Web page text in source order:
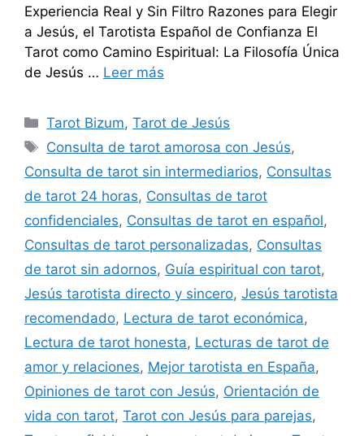
Experiencia Real y Sin Filtro Razones para Elegir
a Jesús, el Tarotista Español de Confianza El
Tarot como Camino Espiritual: La Filosofía Única
de Jesús … Leer más
Categorías
Tarot Bizum,Tarot de Jesús
Etiquetas
Consulta de tarot amorosa con Jesús,
Consulta de tarot sin intermediarios, Consultas
de tarot 24 horas, Consultas de tarot
confidenciales, Consultas de tarot en español,
Consultas de tarot personalizadas, Consultas
de tarot sin adornos, Guía espiritual con tarot,
Jesús tarotista directo y sincero, Jesús tarotista
recomendado, Lectura de tarot económica,
Lectura de tarot honesta, Lecturas de tarot de
amor y relaciones, Mejor tarotista en España,
Opiniones de tarot con Jesús, Orientación de
vida con tarot, Tarot con Jesús para parejas,